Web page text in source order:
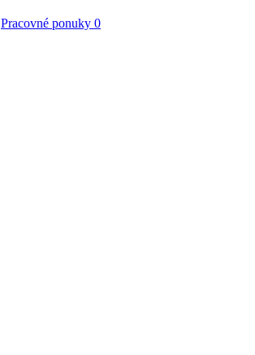
Pracovné ponuky 0